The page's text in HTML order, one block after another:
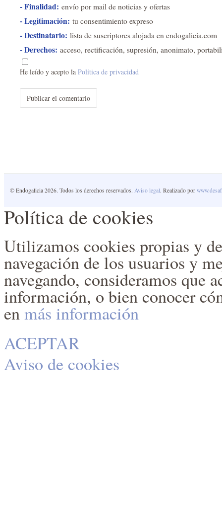
- Finalidad: envío por mail de noticias y ofertas
- Legitimación: tu consentimiento expreso
- Destinatario: lista de suscriptores alojada en endogalicia.com
- Derechos: acceso, rectificación, supresión, anonimato,
He leído y acepto la Política de privacidad
© Endogalicia 2026. Todos los derechos reservados. Aviso legal. Realizado por
Política de cookies
Utilizamos cookies propias y
navegación de los usuarios y
navegando, consideramos que
información, o bien conocer
enmás información
ACEPTAR
Aviso de cookies